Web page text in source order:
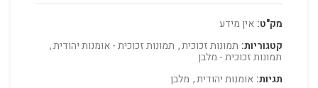
מק"ט: אין מידע
קטגוריות: תמונות זכוכית, תמונות זכוכית - אומנות יהודית,
תמונות זכוכית - מלבן
תגיות: אומנות יהודית, מלבן